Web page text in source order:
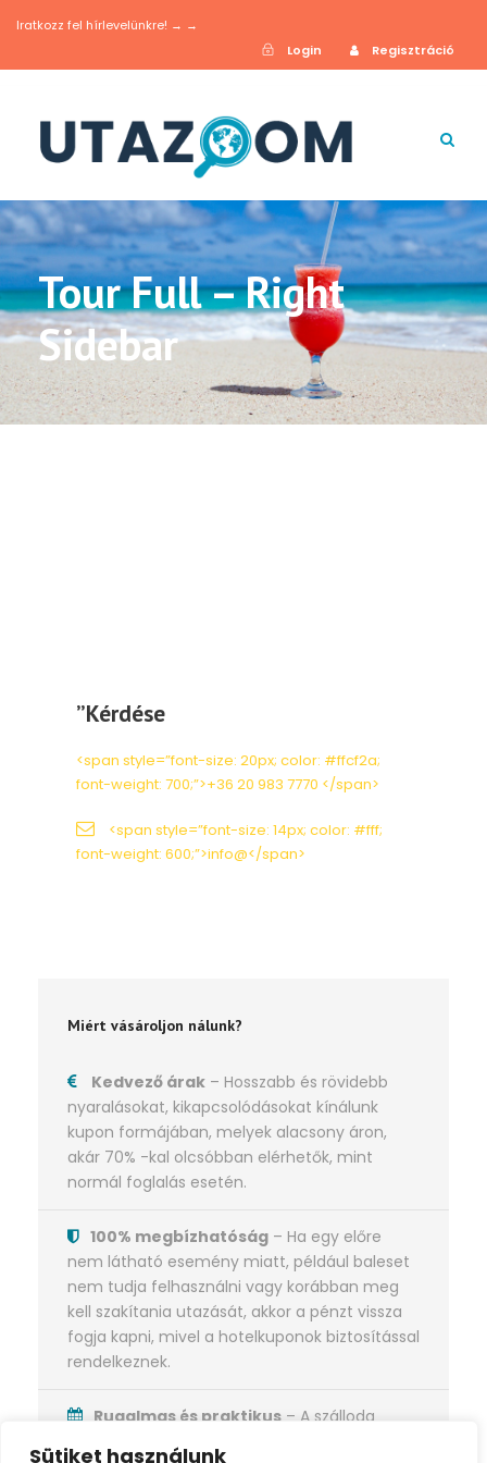
Sütiket használunk
Iratkozz fel hírlevelünkre! → →
Login
Regisztráció
Tour Full – Right
Sidebar
”Kérdése
<span style=”font-size: 20px; color: #ffcf2a;
font-weight: 700;”>+36 20 983 7770 </span>
<span style=”font-size: 14px; color: #fff;
font-weight: 600;”>info@</span>
Miért vásároljon nálunk?
Kedvező árak – Hosszabb és rövidebb
nyaralásokat, kikapcsolódásokat kínálunk
kupon formájában, melyek alacsony áron,
akár 70% -kal olcsóbban elérhetők, mint
normál foglalás esetén.
100% megbízhatóság – Ha egy előre
nem látható esemény miatt, például baleset
nem tudja felhasználni vagy korábban meg
kell szakítania utazását, akkor a pénzt vissza
fogja kapni, mivel a hotelkuponok biztosítással
rendelkeznek.
Rugalmas és praktikus – A szálloda
kuponok általában hosszú érvényességgel